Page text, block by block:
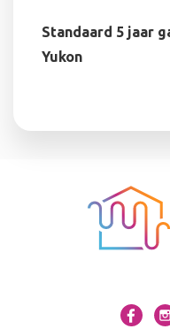
Standaard 5 jaar
Yukon